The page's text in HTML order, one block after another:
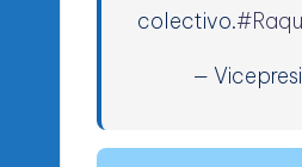
colectivo.
—